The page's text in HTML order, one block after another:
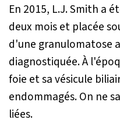
En 2015, L.J. Smith a
deux mois et placée
d'une granulomatose
diagnostiquée. À
foie et sa vésicule
endommagés. On ne
liées.